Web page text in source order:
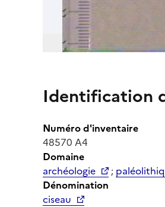
Identification
Numéro d'inventaire
48570 A4
Domaine
archéologie
;
Dénomination
ciseau